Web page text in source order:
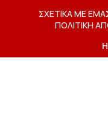
ΣΧΕΤΙΚΑ ΜΕ
ΠΟΛΙΤΙΚΗ